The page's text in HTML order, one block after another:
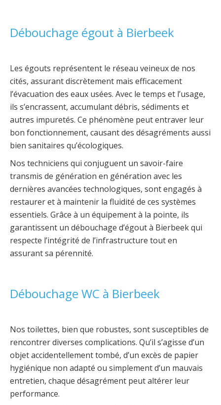
Débouchage égout à Bierbeek
Les égouts représentent le réseau veineux de nos
cités, assurant discrètement mais efficacement
l’évacuation des eaux usées. Avec le temps et l’usage,
ils s’encrassent, accumulant débris, sédiments et
autres impuretés. Ce phénomène peut entraver leur
bon fonctionnement, causant des désagréments aussi
bien sanitaires qu’écologiques.
Nos techniciens qui conjuguent un savoir-faire
transmis de génération en génération avec les
dernières avancées technologiques, sont engagés à
restaurer et à maintenir la fluidité de ces systèmes
essentiels. Grâce à un équipement à la pointe, ils
garantissent un débouchage d’égout à Bierbeek qui
respecte l’intégrité de l’infrastructure tout en
assurant sa pérennité.
Débouchage WC à Bierbeek
Nos toilettes, bien que robustes, sont susceptibles de
rencontrer diverses complications. Qu’il s’agisse d’un
objet accidentellement tombé, d’un excès de papier
hygiénique non adapté ou simplement d’un mauvais
entretien, chaque désagrément peut altérer leur
performance.